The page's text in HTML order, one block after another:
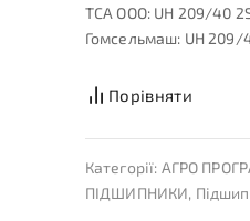
ТСА ООО: UH 209/40
Гомсельмаш: UH 209/
Порівняти
Категорії: АГРО
ПІДШИПНИКИ,